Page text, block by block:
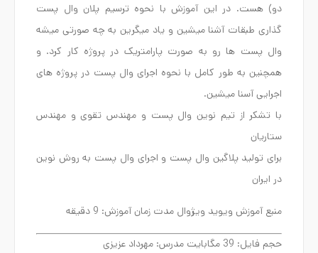
دو) هست. در این آموزش با نحوه ترسیم پلان وال پست
گذاری طبقات آشنا میشین و یاد میگرین به چه صورتی میشه
وال پست ها رو به صورت پارامتریک در پروژه کار کرد. و
همچنین به طور کامل با نحوه اجرای وال پست در پروژه های
اجرایی آسنا میشین.
با تشکر از تیم نوین وال پست و مهندس تقوی و مهندس
ستاریان
برای تولید پلاگین وال پست و اجرای وال پست به روش نوین
در ایران
منبع آموزش ویوید ویژوال مدت زمان آموزش: 9 دقیقه
حجم فایل: 39 مگابایت مدرس: مهرداد عزیزی